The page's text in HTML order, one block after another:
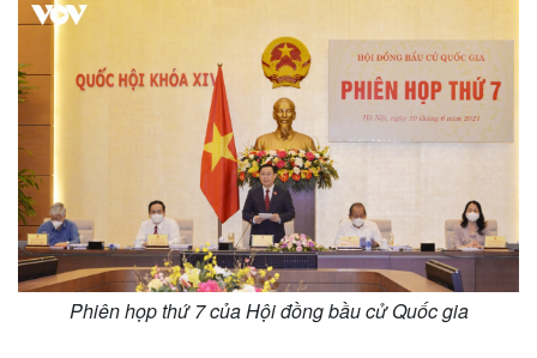
Phiên họp thứ 7 của Hội đồng bầu cử Quốc gia